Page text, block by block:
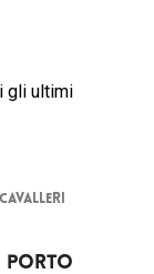
gli ultimi
porto